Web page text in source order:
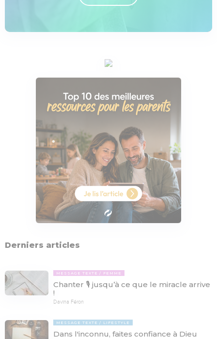
Derniers articles
MESSAGE TEXTE FEMME
Chanter 🎙 jusqu’à ce que le miracle arrive
!
Davina Féron
MESSAGE TEXTE LIFESTYLE
Dans l'inconnu, faites confiance à Dieu